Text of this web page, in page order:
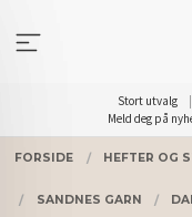
innholdet
Stort utvalg
Meld deg på
FORSIDE HEFTER OG
SANDNES GARN